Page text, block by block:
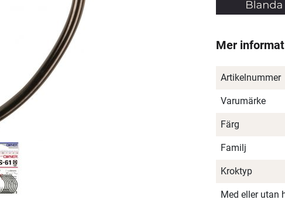
Mer
Artikelnummer
Varumärke
Färg
Familj
Kroktyp
Med eller utan